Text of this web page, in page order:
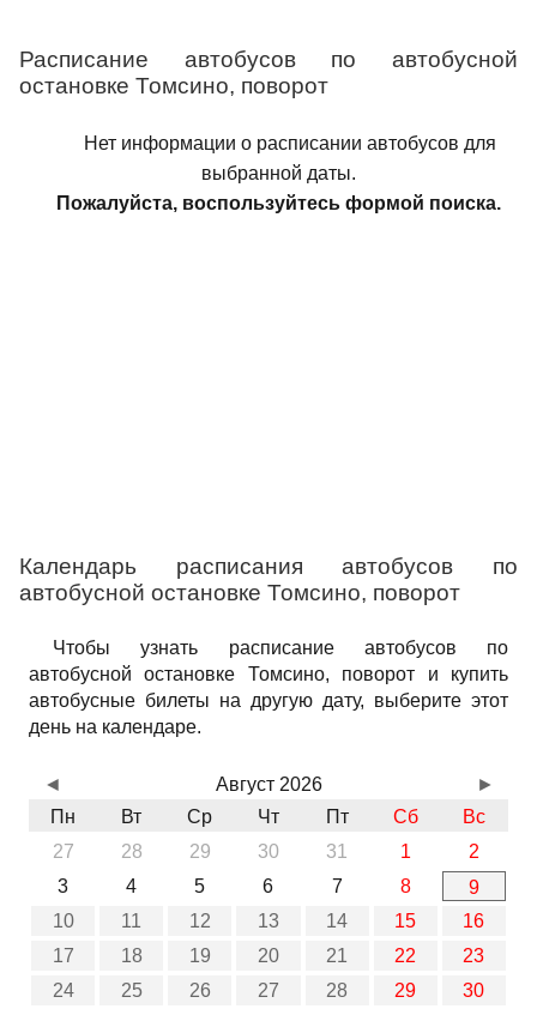
Расписание автобусов по автобусной
остановке Томсино, поворот
Нет информации о расписании автобусов для
выбранной даты.
Пожалуйста, воспользуйтесь формой поиска.
Календарь расписания автобусов по
автобусной остановке Томсино, поворот
Чтобы узнать расписание автобусов по
автобусной остановке Томсино, поворот и купить
автобусные билеты на другую дату, выберите этот
день на календаре.
Август 2026
Пн
Вт Ср Чт Пт Сб
Вс
27
28 29 30 31 1
2
3
4 5 6 7 8
9
10
11 12 13 14 15
16
17
18 19 20 21 22
23
24
25 26 27 28 29
30
◄ ►